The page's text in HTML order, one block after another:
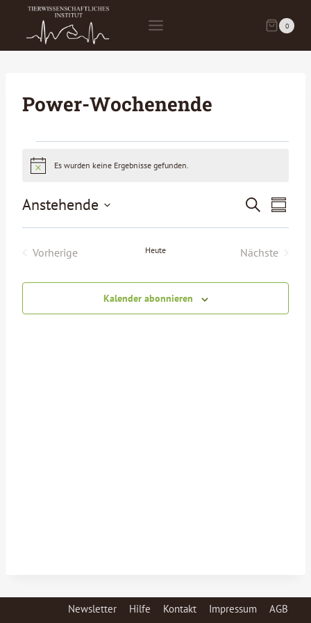
springen
0
Power-Wochenende
Veranstaltungen
HinweisEs wurden keine Ergebnisse gefunden.
Suche
und
Suche
Anstehende
Vorherige
Heute
Nächste
Kalender abonnieren
Newsletter Hilfe Kontakt Impressum AGB